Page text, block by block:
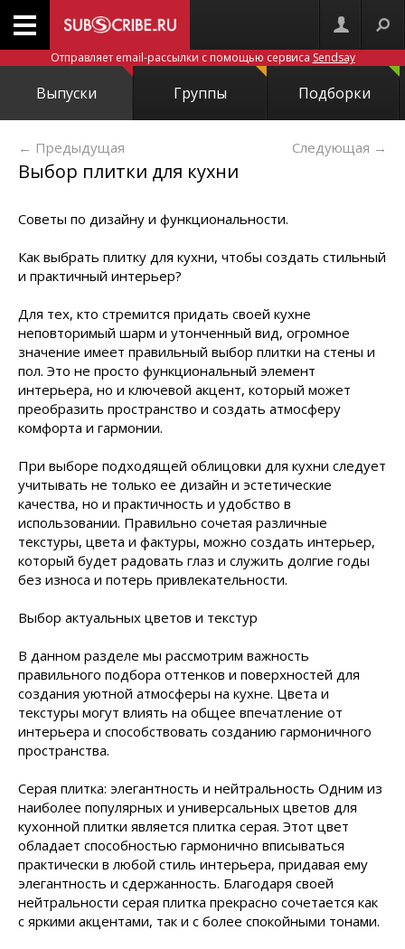
Отправляет email-рассылки с помощью сервиса Sendsay
Выпуски Группы Подборки
← Предыдущая Следующая →
Выбор плитки для кухни
Советы по дизайну и функциональности.
Как выбрать плитку для кухни, чтобы создать стильный
и практичный интерьер?
Для тех, кто стремится придать своей кухне
неповторимый шарм и утонченный вид, огромное
значение имеет правильный выбор плитки на стены и
пол. Это не просто функциональный элемент
интерьера, но и ключевой акцент, который может
преобразить пространство и создать атмосферу
комфорта и гармонии.
При выборе подходящей облицовки для кухни следует
учитывать не только ее дизайн и эстетические
качества, но и практичность и удобство в
использовании. Правильно сочетая различные
текстуры, цвета и фактуры, можно создать интерьер,
который будет радовать глаз и служить долгие годы
без износа и потерь привлекательности.
Выбор актуальных цветов и текстур
В данном разделе мы рассмотрим важность
правильного подбора оттенков и поверхностей для
создания уютной атмосферы на кухне. Цвета и
текстуры могут влиять на общее впечатление от
интерьера и способствовать созданию гармоничного
пространства.
Серая плитка: элегантность и нейтральность Одним из
наиболее популярных и универсальных цветов для
кухонной плитки является плитка серая. Этот цвет
обладает способностью гармонично вписываться
практически в любой стиль интерьера, придавая ему
элегантность и сдержанность. Благодаря своей
нейтральности серая плитка прекрасно сочетается как
с яркими акцентами, так и с более спокойными тонами.